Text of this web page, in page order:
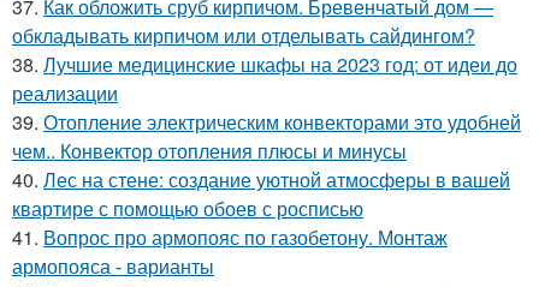
37. Как обложить сруб кирпичом. Бревенчатый дом —
обкладывать кирпичом или отделывать сайдингом?
38. Лучшие медицинские шкафы на 2023 год: от идеи до
реализации
39. Отопление электрическим конвекторами это удобней
чем.. Конвектор отопления плюсы и минусы
40. Лес на стене: создание уютной атмосферы в вашей
квартире с помощью обоев с росписью
41. Вопрос про армопояс по газобетону. Монтаж
армопояса - варианты